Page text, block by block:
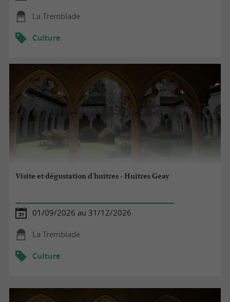
La Tremblade
Culture
Visite et dégustation d'huîtres - Huîtres Geay
01/09/2026 au 31/12/2026
La Tremblade
Culture